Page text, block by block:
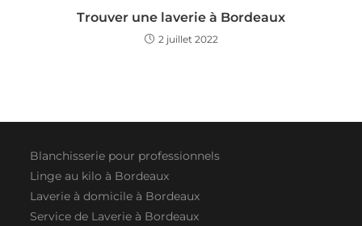
Trouver une laverie à Bordeaux
2 juillet 2022
Blanchisserie pour professionnels
Linge au kilo à Bordeaux
Laverie à domicile à Bordeaux
Service de Laverie à Bordeaux